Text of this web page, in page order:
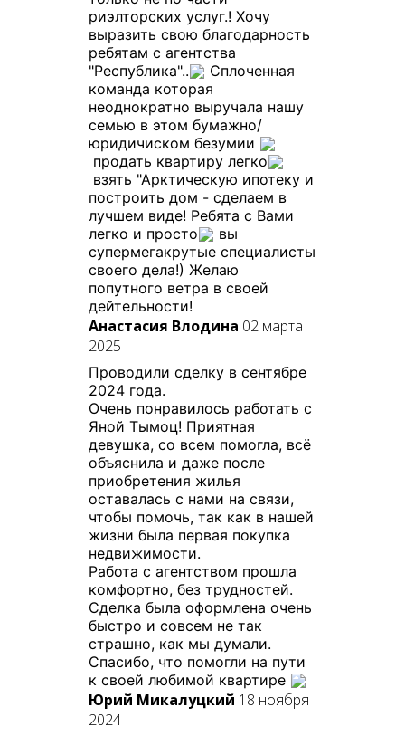
риэлторских услуг.! Хочу
выразить свою благодарность
ребятам с агентства
"Республика"..
Сплоченная
команда которая
неоднократно выручала нашу
семью в этом бумажно/
юридичиском безумии
продать квартиру легко
взять "Арктическую ипотеку и
построить дом - сделаем в
лучшем виде! Ребята с Вами
легко и просто
вы
супермегакрутые специалисты
своего дела!) Желаю
попутного ветра в своей
дейтельности!
Анастасия Влодина 02 марта
2025
Проводили сделку в сентябре
2024 года.
Очень понравилось работать с
Яной Тымоц! Приятная
девушка, со всем помогла, всё
объяснила и даже после
приобретения жилья
оставалась с нами на связи,
чтобы помочь, так как в нашей
жизни была первая покупка
недвижимости.
Работа с агентством прошла
комфортно, без трудностей.
Сделка была оформлена очень
быстро и совсем не так
страшно, как мы думали.
Спасибо, что помогли на пути
к своей любимой квартире
Юрий Микалуцкий 18 ноября
2024